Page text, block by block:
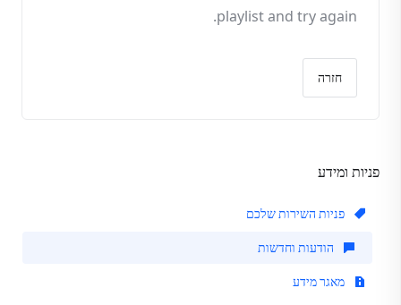
פניות ומידע
פניות השירות שלכם
הודעות וחדשות
מאגר מידע
playlist and try again
.
חזרה